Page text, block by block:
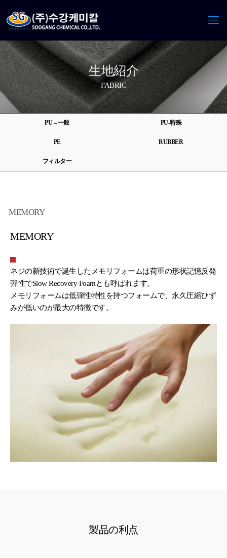
生地紹介
FABRIC
PU – 一般 PU-特殊
PE RUBBER
フィルター
MEMORY
MEMORY
ネジの新技術で誕生したメモリフォームは荷重の形状記憶反発
弾性でSlow Recovery Foamとも呼ばれます。
メモリフォームは低弾性特性を持つフォームで、永久圧縮ひず
みが低いのが最大の特徴です。
製品の利点